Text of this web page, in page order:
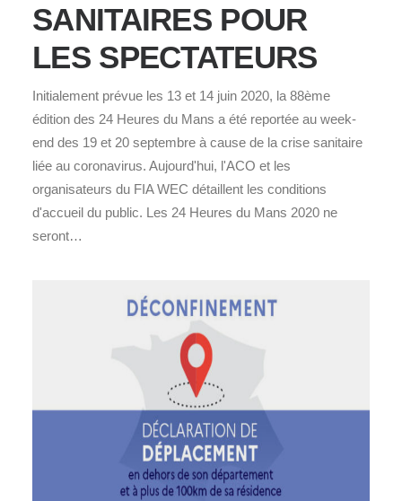
SANITAIRES POUR
LES SPECTATEURS
Initialement prévue les 13 et 14 juin 2020, la 88ème
édition des 24 Heures du Mans a été reportée au week-
end des 19 et 20 septembre à cause de la crise sanitaire
liée au coronavirus. Aujourd'hui, l'ACO et les
organisateurs du FIA WEC détaillent les conditions
d'accueil du public. Les 24 Heures du Mans 2020 ne
seront…